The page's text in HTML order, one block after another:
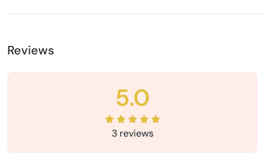
Reviews
5.0
3 reviews